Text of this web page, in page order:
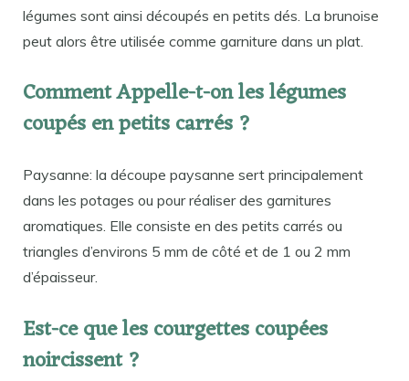
légumes sont ainsi découpés en petits dés. La brunoise
peut alors être utilisée comme garniture dans un plat.
Comment Appelle-t-on les légumes
coupés en petits carrés ?
Paysanne: la découpe paysanne sert principalement
dans les potages ou pour réaliser des garnitures
aromatiques. Elle consiste en des petits carrés ou
triangles d’environs 5 mm de côté et de 1 ou 2 mm
d’épaisseur.
Est-ce que les courgettes coupées
noircissent ?